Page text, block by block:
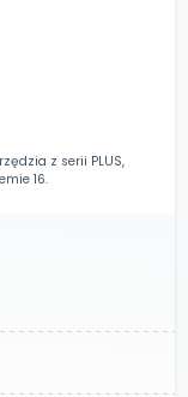
z serii PLUS,
16.